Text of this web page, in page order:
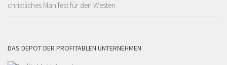
christliches Manifest für den Westen
DAS DEPOT DER PROFITABLEN UNTERNEHMEN